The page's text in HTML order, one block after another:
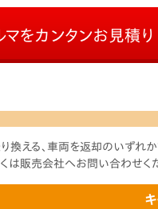
マをカンタンお見積り
換える、車両を返却のいずれ
は販売会社へお問い合わせく